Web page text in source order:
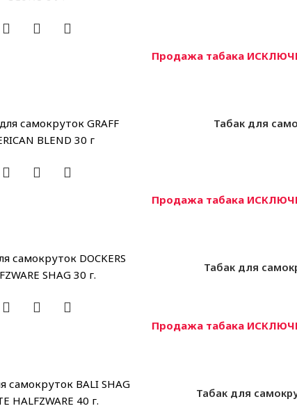
Продажа табака
Табак для
Продажа табака
Табак для
Продажа табака
Табак для